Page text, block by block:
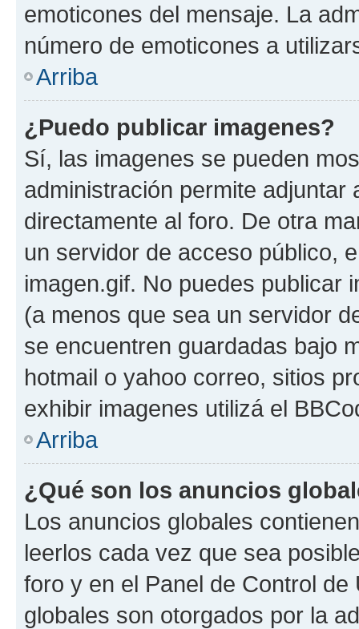
emoticones del mensaje. La
número de emoticones a
Arriba
¿Puedo publicar imagenes?
Sí, las imagenes se pueden
administración permite
directamente al foro. De otra
un servidor de acceso público,
imagen.gif. No puedes publicar
(a menos que sea un servidor
se encuentren guardadas bajo
hotmail o yahoo correo, sitios
exhibir imagenes utilizá el
Arriba
¿Qué son los anuncios
Los anuncios globales
leerlos cada vez que sea
foro y en el Panel de Control
globales son otorgados por la